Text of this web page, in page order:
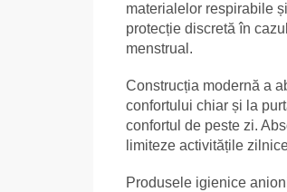
materialelor respirabile și
protecție discretă în
menstrual.
Construcția modernă a
confortului chiar și la
confortul de peste zi.
limiteze activitățile
Produsele igienice